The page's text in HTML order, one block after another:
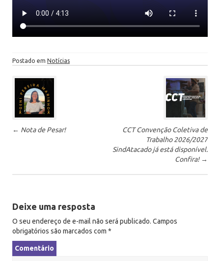
Postado em Notícias
P
-
n
e
ç
ã
o
← Nota de Pesar!
CCT Convenção Coletiva de
Trabalho 2026/2027
SindAtacado já está disponível.
Confira! →
Deixe uma resposta
O seu endereço de e-mail não será publicado. Campos
obrigatórios são marcados com *
Comentário